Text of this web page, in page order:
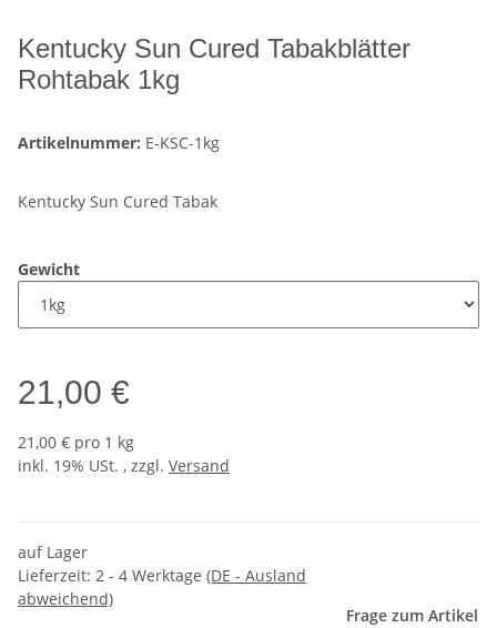
Kentucky Sun Cured Tabakblätter
Rohtabak 1kg
Artikelnummer: E-KSC-1kg
Kentucky Sun Cured Tabak
Gewicht
21,00 €
21,00 € pro 1 kg
inkl. 19% USt. , zzgl. Versand
auf Lager
Lieferzeit: 2 - 4 Werktage (DE - Ausland
abweichend)
Frage zum Artikel